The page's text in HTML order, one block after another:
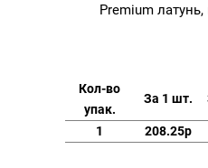
Premium
Кол-во
упак.
За 1 шт.
1 208.25р